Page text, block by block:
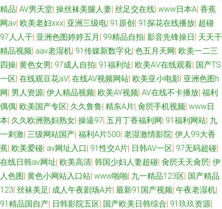
精品| AV男天堂| 操丝袜美腿人妻| 丝足交在线| www日本A| 香蕉
网av| 欧美老妇ⅹⅹⅹ| 亚洲三级电| 91原创| 91探花在线播放| 超碰
97人人干| 亚洲色图婷婷五月 | 99精品自拍| 影音先锋操日| 天天干
精品视频| aav老湿机| 91传媒新数字化| 色五月天网| 欧美一二三
四操| 黄色女男| 97成人自拍| 91福利址| 欧美AⅤ在线观看| 国产TS
一区| 在线观豆花aV| 在线AV视频网站| 欧美亚小电影| 亚洲色图h
网| 男人资源| 伊人精品视频| 欧美AY视频| AV在线不卡播放| 福利
偶偶| 欧美国产专区| 久久鲁鲁| 精东A片| 肏屄手机视频| www日
本| 久久欧洲熟妇熟女| 操逼97| 五月丁香福利网| 91福利网站| 九
一刺激| 三级网站国产| 福利A片500| 老湿激情影院| 伊人99大香
蕉| 欧美爱碰| av网址入口| 91性交A片| 日韩AV一区| 97无码超碰|
在线日韩av网址| 欧美高清| 韩国少妇人妻超碰| 肏屄天天肏屄| 伊
人色图| 黄色小网站入口站| www啪啪| 九一精品123区| 国产精品
123| 丝袜美足| 成人午夜剧场A片| 最新91国产视频| 午夜老湿机|
91精品国自产| 日韩影院五区| 国产欧美日韩综合| 91玖玖资源|